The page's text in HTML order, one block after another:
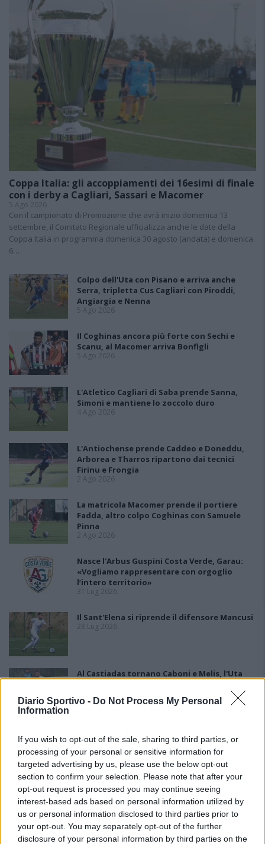
Diario Sportivo - Do Not Process My Personal
Information
If you wish to opt-out of the sale, sharing to third parties, or
processing of your personal or sensitive information for
targeted advertising by us, please use the below opt-out
section to confirm your selection. Please note that after your
opt-out request is processed you may continue seeing
interest-based ads based on personal information utilized by
us or personal information disclosed to third parties prior to
your opt-out. You may separately opt-out of the further
disclosure of your personal information by third parties on the
Coppa Italia: gli accoppiamenti dei 16esimi di finale
con i derby a Cagliari, Sassari e Macomer
5 Ago 2026
Con il campionato di Promozione che avrà inizio domenica 13
settembre, il Comitato Regionale ufficializza anche le date della
Coppa Italia in programma domenica 30 agosto (andata) e domenica
6…
Colpo dell'Uta con Pisano e arriva anche
Serra, tripletta Cus Cagliari con Piroddi,
Angiargia e Nenna
5 Ago 2026
Il Coghinas ancora più forte con Sechi e
Scanu, al Macomer arriva Bonfigli
5 Ago 2026
L'Atletico Cagliari di Saba prende Sanna,
Simoni e mantiene lo zoccolo duro
4 Ago 2026
L'Antiochense prende Caddeo e Doneddu,
Arborea e Tharros ripartono dai tecnici
Firinu e Frongia
2 Ago 2026
La matricola Macomer prende il portiere
Fadda, altro colpo Coghinas con Samuele
Pinna
2 Ago 2026
Nasce l'Arbus Guspini Costa Verde, Garau:
«Vogliamo rappresentare con orgoglio
l’intero territorio»
31 Lug 2026
Il Sant'Elena si riprende il difensore Mancusi
28 Lug 2026
Al Castiadas tornano Caboni e Melis, l'Uta